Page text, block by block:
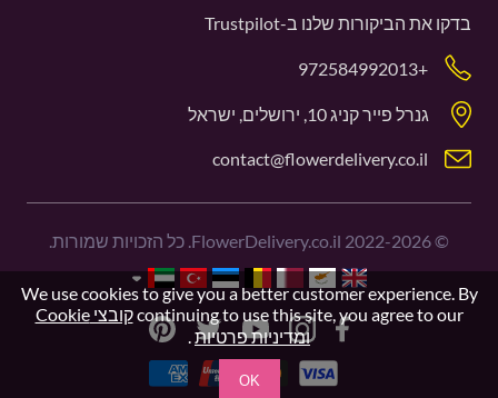
בדקו את הביקורות שלנו ב-Trustpilot
+972584992013
גנרל פייר קניג 10, ירושלים, ישראל
contact@flowerdelivery.co.il
©
2022-2026
We use cookies to give you a better customer experience. By
continuing to use this site, you agree to our
קובצי Cookie
ומדיניות פרטיות.
OK